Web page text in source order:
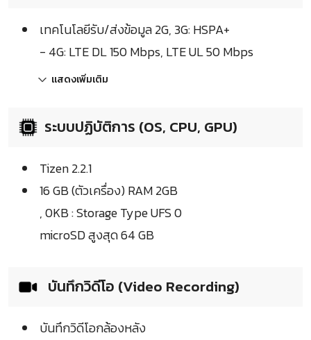
เทคโนโลยีรับ/ส่งข้อมูล 2G, 3G: HSPA+
- 4G: LTE DL 150 Mbps, LTE UL 50 Mbps
แสดงเพิ่มเติม
ระบบปฏิบัติการ (OS, CPU, GPU)
Tizen 2.2.1
16 GB (ตัวเครื่อง) RAM 2GB
, 0KB : Storage Type UFS 0
microSD สูงสุด 64 GB
บันทึกวิดีโอ (Video Recording)
บันทึกวิดีโอกล้องหลัง